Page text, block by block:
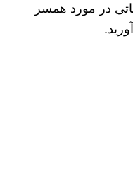
در مورد همسر